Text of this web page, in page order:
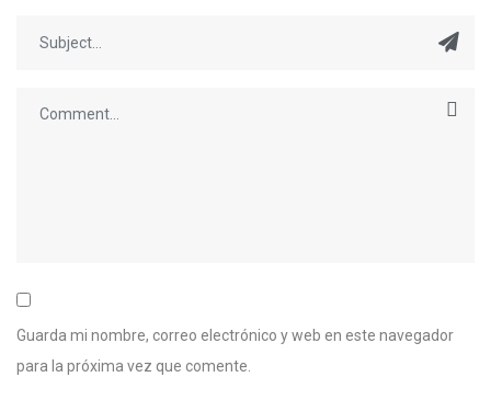
Guarda mi nombre, correo electrónico y web en este navegador
para la próxima vez que comente.